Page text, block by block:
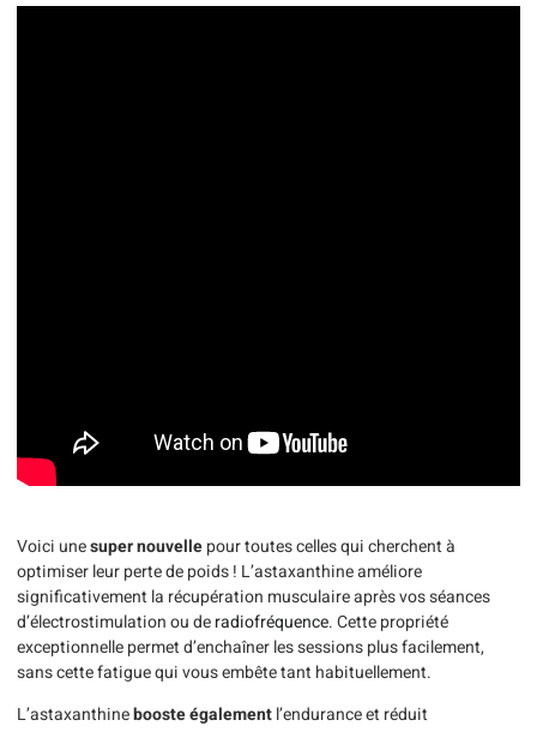
Voici unesuper nouvellepour toutes celles qui cherchent à
optimiser leur perte de poids ! L’astaxanthine améliore
significativement la récupération musculaire après vos séances
d’électrostimulation ou deradiofréquence. Cette propriété
exceptionnelle permet d’enchaîner les sessions plus facilement,
sans cette fatigue qui vous embête tant habituellement.
L’astaxanthinebooste égalementl’endurance et réduit